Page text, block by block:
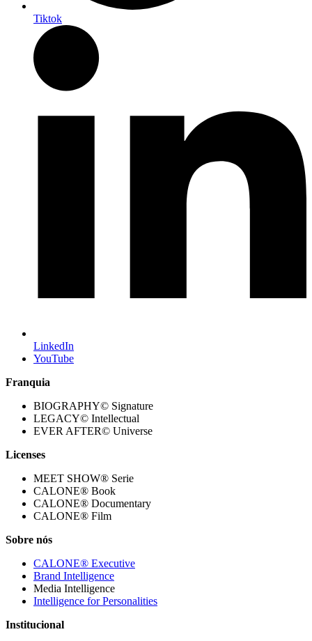
Tiktok
LinkedIn
YouTube
Franquia
BIOGRAPHY© Signature
LEGACY© Intellectual
EVER AFTER© Universe
Licenses
MEET SHOW® Serie
CALONE® Book
CALONE® Documentary
CALONE® Film
Sobre nós
CALONE® Executive
Brand Intelligence
Media Intelligence
Intelligence for Personalities
Institucional